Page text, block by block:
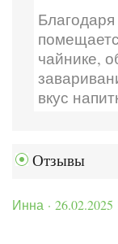
чайнике,
вкус
Отзывы
Инна · 26.02.2025